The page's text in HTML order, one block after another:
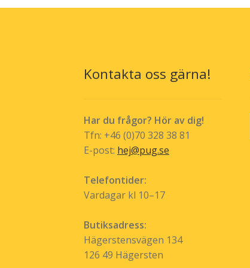
De
Kontakta oss gärna!
Har du frågor? Hör av dig!
Tfn: +46 (0)70 328 38 81
E-post: hej@pug.se
Telefontider:
Vardagar kl 10–17
Butiksadress:
Hägerstensvägen 134
126 49 Hägersten